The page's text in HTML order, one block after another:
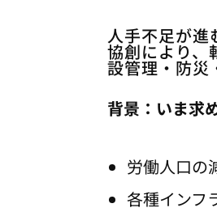
人手不足が進
協創により、
設管理・防災
背景：いま求
労働人口の
各種インフ